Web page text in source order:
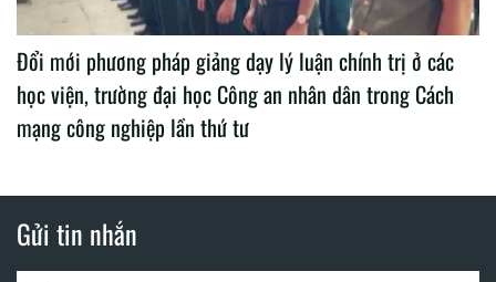
Đổi mới phương pháp giảng dạy lý luận chính trị ở các
học viện, trường đại học Công an nhân dân trong Cách
mạng công nghiệp lần thứ tư
Gửi tin nhắn